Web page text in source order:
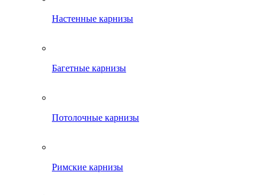
Настенные карнизы
Багетные карнизы
Потолочные карнизы
Римские карнизы